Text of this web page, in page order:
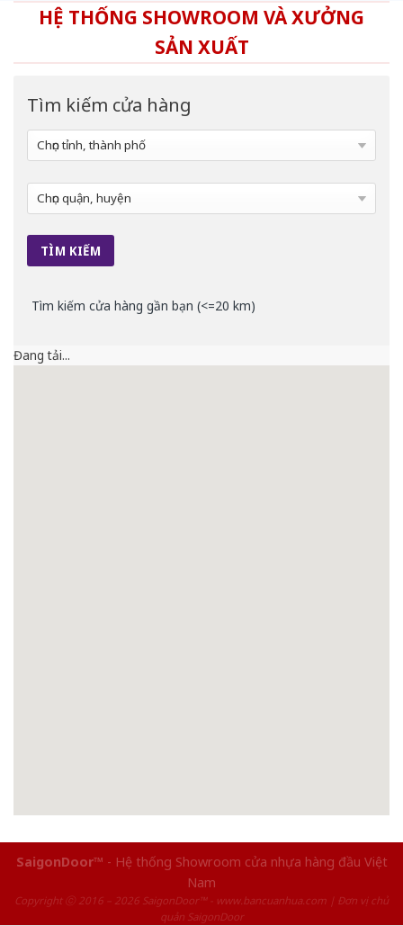
HỆ THỐNG SHOWROOM VÀ XƯỞNG
SẢN XUẤT
Tìm kiếm cửa hàng
Tìm kiếm cửa hàng gần bạn (<=20 km)
Đang tải...
SaigonDoor™ - Hệ thống Showroom cửa nhựa hàng đầu Việt
Nam
Copyright ⓒ 2016 – 2026 SaigonDoor™ - www.bancuanhua.com | Đơn vị chủ
quản SaigonDoor